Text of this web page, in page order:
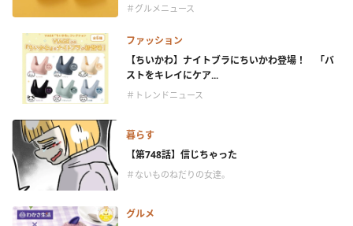
＃グルメニュース
ファッション
【ちいかわ】ナイトブラにちいかわ登場！ 「バ
ストをキレイにケア...
＃トレンドニュース
暮らす
【第748話】信じちゃった
＃ないものねだりの女達。
グルメ